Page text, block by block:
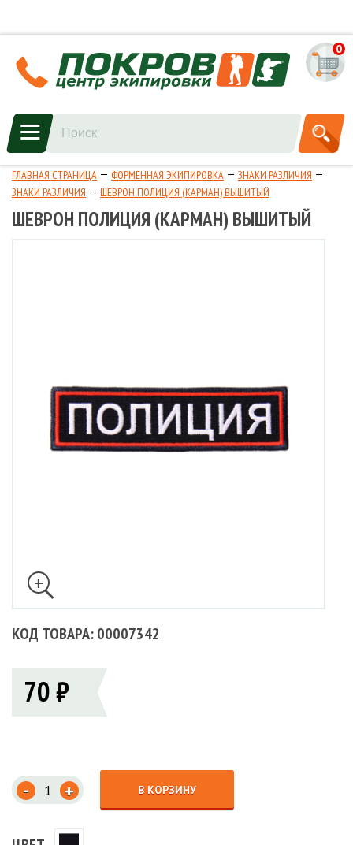
0
ГЛАВНАЯ СТРАНИЦА ФОРМЕННАЯ ЭКИПИРОВКА
ЗНАКИ РАЗЛИЧИЯ
ЗНАКИ РАЗЛИЧИЯ
ШЕВРОН ПОЛИЦИЯ (КАРМАН) ВЫШИТЫЙ
ШЕВРОН ПОЛИЦИЯ (КАРМАН) ВЫШИТЫЙ
КОД ТОВАРА: 00007342
70 ₽
- + В КОРЗИНУ